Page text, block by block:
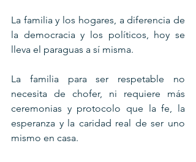
La familia y los hogares, a diferencia de
la democracia y los políticos, hoy se
lleva el paraguas a sí misma.
La familia para ser respetable no
necesita de chofer, ni requiere más
ceremonias y protocolo que la fe, la
esperanza y la caridad real de ser uno
mismo en casa.